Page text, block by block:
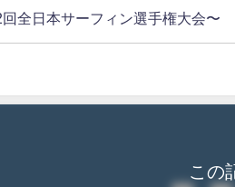
全日本サーフィン選手権大会〜
この